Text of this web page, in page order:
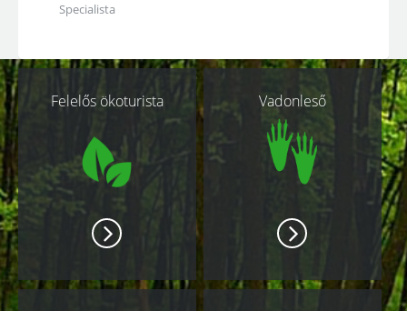
Specialista
Kapcsolódó
oldalakFelelős ökoturista Vadonleső